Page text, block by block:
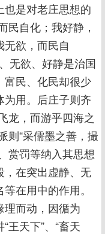
也是对老庄思想的
民自化；我好静，
欲，而民自
无欲、好静是治国
富民、化民却很少
用。后庄子则齐
龙，而游乎四海之
则“采儒墨之善，撮
赏罚等纳入其思想
，在突出虚静、无
在用中的作用。
理而动，因循为
王天下”、“畜天